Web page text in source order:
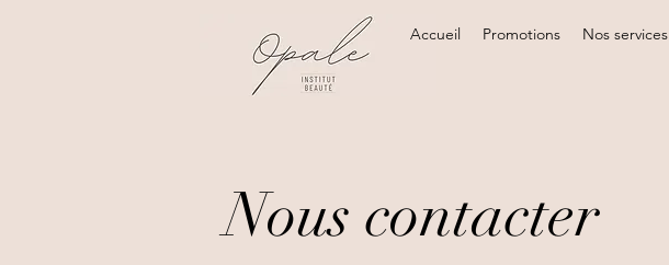
Accueil Promotions Nos services
Nous contacter